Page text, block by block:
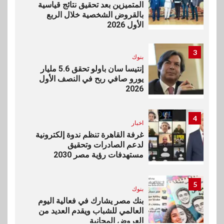
المتميزين بعد تحقيق نتائج قياسية
بالقروض الشخصية خلال الربع
الأول 2026
3
بنوك
إنتيسا سان باولو تحقق 5.6 مليار
يورو صافي ربح في النصف الأول
2026
4
اخبار
غرفة القاهرة تنظم ندوة إلكترونية
لدعم الصادرات وتحقيق
مستهدفات رؤية مصر 2030
5
بنوك
بنك مصر يشارك في فعالية اليوم
العالمي للشباب ويقدم العديد من
العروض المجانية